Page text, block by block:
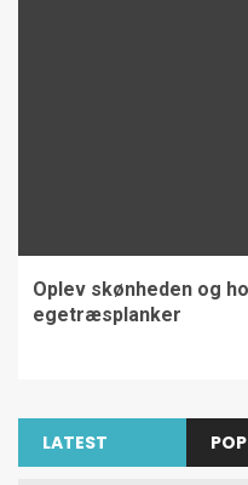
Oplev skønheden og
egetræsplanker
LATEST